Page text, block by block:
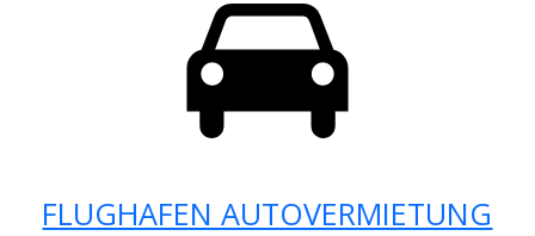
FLUGHAFEN AUTOVERMIETUNG